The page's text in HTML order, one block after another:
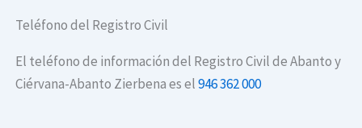
Teléfono del Registro Civil
El teléfono de información del Registro Civil de Abanto y
Ciérvana-Abanto Zierbena es el946 362 000